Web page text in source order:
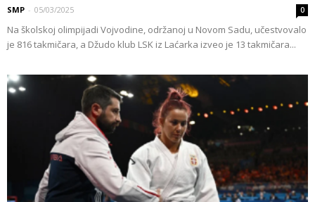
SMP - 05/03/2025 0
Na školskoj olimpijadi Vojvodine, održanoj u Novom Sadu, učestvovalo
je 816 takmičara, a Džudo klub LSK iz Laćarka izveo je 13 takmičara...